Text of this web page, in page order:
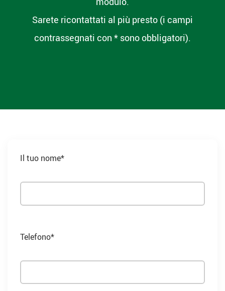
Sarete ricontattati al più presto (i campi
contrassegnati con * sono obbligatori).
Il tuo nome*
Telefono*